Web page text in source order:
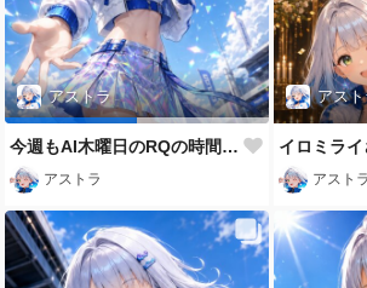
アストラ
今週もAI木曜日のRQの時間だよ
アストラ
アス
アストラ